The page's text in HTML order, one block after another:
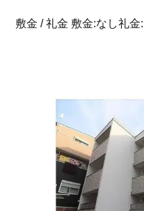
敷金 / 礼金 敷金:なし礼金